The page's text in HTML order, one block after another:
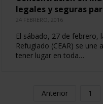
legales y seguras
24 FEBRERO, 2016
El sábado, 27 de febrero,
Refugiado (CEAR) se une
tener lugar en toda…
Anterior 1